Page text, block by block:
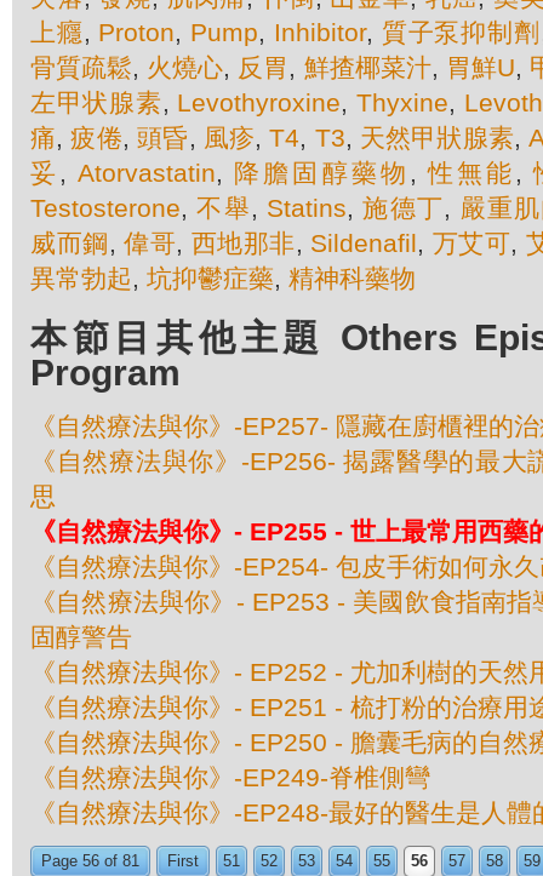
上癮, Proton, Pump, Inhibitor, 質子泵抑制劑
骨質疏鬆, 火燒心, 反胃 , 鮮揸椰菜汁, 胃鮮U,
左甲状腺素, Levothyroxine,Thyxine,
痛,疲倦,頭昏, 風疹,T4, T3, 天然甲狀腺素,
妥 ,Atorvastatin, 降膽固醇藥物 ,性無能 ,
Testosterone,不舉, Statins,施德丁, 嚴重
威而鋼, 偉哥, 西地那非, Sildenafil, 万艾可,
異常勃起, 坑抑鬱症藥, 精神科藥物
本節目其他主題 Others
Program
《自然療法與你》-EP257- 隱藏在廚櫃裡的
《自然療法與你》-EP256- 揭露醫學的最大
思
《自然療法與你》- EP255 - 世上最常用西藥
《自然療法與你》-EP254- 包皮手術如何永
《自然療法與你》- EP253 - 美國飲食指南
固醇警告
《自然療法與你》- EP252 - 尤加利樹的天然
《自然療法與你》- EP251 - 梳打粉的治療用
《自然療法與你》- EP250 - 膽囊毛病的自然
《自然療法與你》-EP249-脊椎側彎
《自然療法與你》-EP248-最好的醫生是人體
Page 56 of 81 First 51 52 53 54 55 56 57 58 59